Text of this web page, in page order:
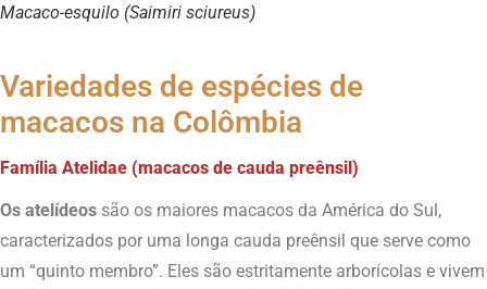
Macaco-esquilo (Saimiri sciureus)
Variedades de espécies de
macacos na Colômbia
Família Atelidae (macacos de cauda preênsil)
Os atelídeos são os maiores macacos da América do Sul,
caracterizados por uma longa cauda preênsil que serve como
um “quinto membro”. Eles são estritamente arborícolas e vivem